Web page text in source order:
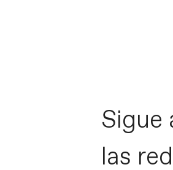
Sigue
las